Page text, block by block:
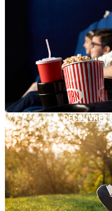
DÉCOUVREZ